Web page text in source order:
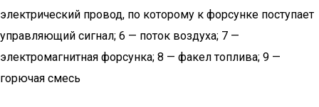
электрический провод, по которому к форсунке поступает
управляющий сигнал; 6 — поток воздуха; 7 —
электромагнитная форсунка; 8 — факел топлива; 9 —
горючая смесь